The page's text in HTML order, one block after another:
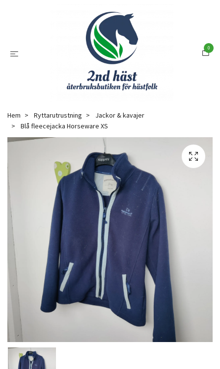
0
Hem Ryttarutrustning
Jackor & kavajer
Blå fleecejacka Horseware XS